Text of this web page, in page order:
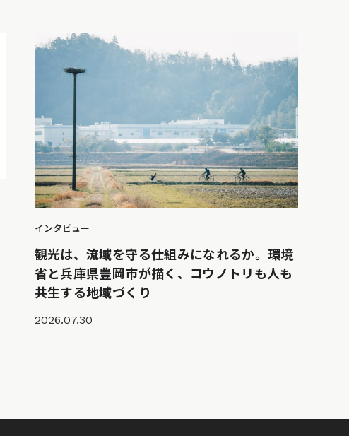
インタビュー
観光は、流域を守る仕組みになれるか。環境
省と兵庫県豊岡市が描く、コウノトリも人も
共生する地域づくり
2026.07.30